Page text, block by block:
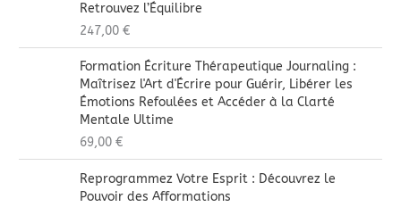
Retrouvez l’Équilibre
247,00€
Formation Écriture Thérapeutique Journaling :
Maîtrisez l'Art d'Écrire pour Guérir, Libérer les
Émotions Refoulées et Accéder à la Clarté
Mentale Ultime
69,00€
Reprogrammez Votre Esprit : Découvrez le
Pouvoir des Afformations